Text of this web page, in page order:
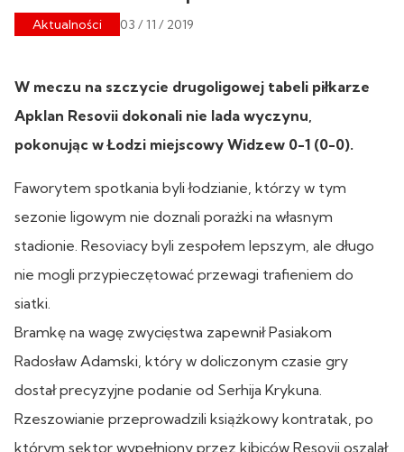
Aktualności 03 / 11 / 2019
W meczu na szczycie drugoligowej tabeli piłkarze
Apklan Resovii dokonali nie lada wyczynu,
pokonując w Łodzi miejscowy Widzew 0-1 (0-0).
Faworytem spotkania byli łodzianie, którzy w tym
sezonie ligowym nie doznali porażki na własnym
stadionie. Resoviacy byli zespołem lepszym, ale długo
nie mogli przypieczętować przewagi trafieniem do
siatki.
Bramkę na wagę zwycięstwa zapewnił Pasiakom
Radosław Adamski, który w doliczonym czasie gry
dostał precyzyjne podanie od Serhija Krykuna.
Rzeszowianie przeprowadzili książkowy kontratak, po
którym sektor wypełniony przez kibiców Resovii oszalał